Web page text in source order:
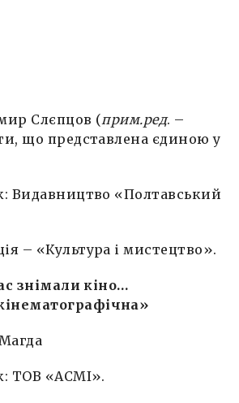
Слєпцов (прим.ред. –
що представлена єдиною у
Видавництво «Полтавський
– «Культура і мистецтво».
знімали кіно…
ТОВ «АСМІ».